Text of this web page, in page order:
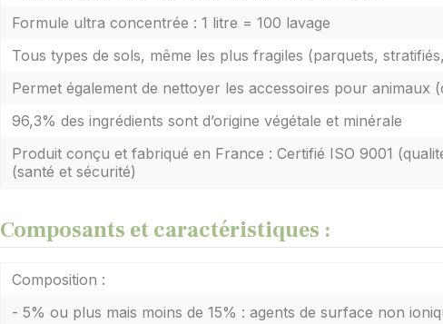
Formule ultra concentrée : 1 litre = 100 lavage
Tous types de sols, même les plus fragiles (parquets,
Permet également de nettoyer les accessoires pour animaux
96,3% des ingrédients sont d’origine végétale et minérale
Produit conçu et fabriqué en France : Certifié ISO 9001
(santé et sécurité)
Composants et caractéristiques :
Composition :
- 5% ou plus mais moins de 15% : agents de surface non